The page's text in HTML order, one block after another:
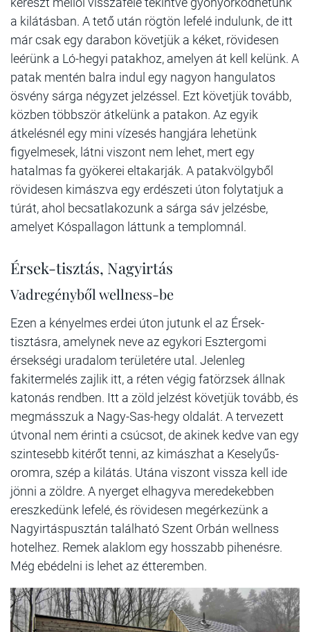
a kilátásban. A tető után rögtön lefelé indulunk, de itt
már csak egy darabon követjük a kéket, rövidesen
leérünk a Ló-hegyi patakhoz, amelyen át kell kelünk. A
patak mentén balra indul egy nagyon hangulatos
ösvény sárga négyzet jelzéssel. Ezt követjük tovább,
közben többször átkelünk a patakon. Az egyik
átkelésnél egy mini vízesés hangjára lehetünk
figyelmesek, látni viszont nem lehet, mert egy
hatalmas fa gyökerei eltakarják. A patakvölgyből
rövidesen kimászva egy erdészeti úton folytatjuk a
túrát, ahol becsatlakozunk a sárga sáv jelzésbe,
amelyet Kóspallagon láttunk a templomnál.
Érsek-tisztás, Nagyirtás
Vadregényből wellness-be
Ezen a kényelmes erdei úton jutunk el az Érsek-
tisztásra, amelynek neve az egykori Esztergomi
érsekségi uradalom területére utal. Jelenleg
fakitermelés zajlik itt, a réten végig fatörzsek állnak
katonás rendben. Itt a zöld jelzést követjük tovább, és
megmásszuk a Nagy-Sas-hegy oldalát. A tervezett
útvonal nem érinti a csúcsot, de akinek kedve van egy
szintesebb kitérőt tenni, az kimászhat a Keselyűs-
oromra, szép a kilátás. Utána viszont vissza kell ide
jönni a zöldre. A nyerget elhagyva meredekebben
ereszkedünk lefelé, és rövidesen megérkezünk a
Nagyirtáspusztán található Szent Orbán wellness
hotelhez. Remek alaklom egy hosszabb pihenésre.
Még ebédelni is lehet az étteremben.